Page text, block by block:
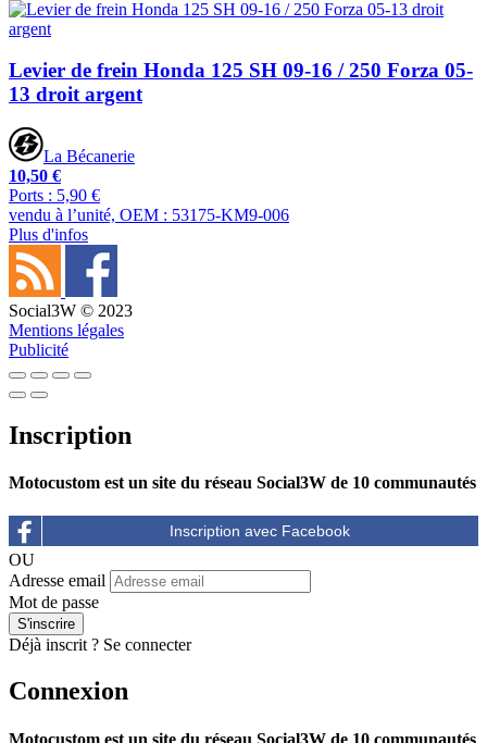
Levier de frein Honda 125 SH 09-16 / 250 Forza 05-
13 droit argent
La Bécanerie
10,50 €
Ports : 5,90 €
vendu à l’unité, OEM : 53175-KM9-006
Plus d'infos
Social3W © 2023
Mentions légales
Publicité
Inscription
Motocustom est un site du réseau Social3W de 10 communautés
OU
Adresse email
Mot de passe
Déjà inscrit ? Se connecter
Connexion
Motocustom est un site du réseau Social3W de 10 communautés